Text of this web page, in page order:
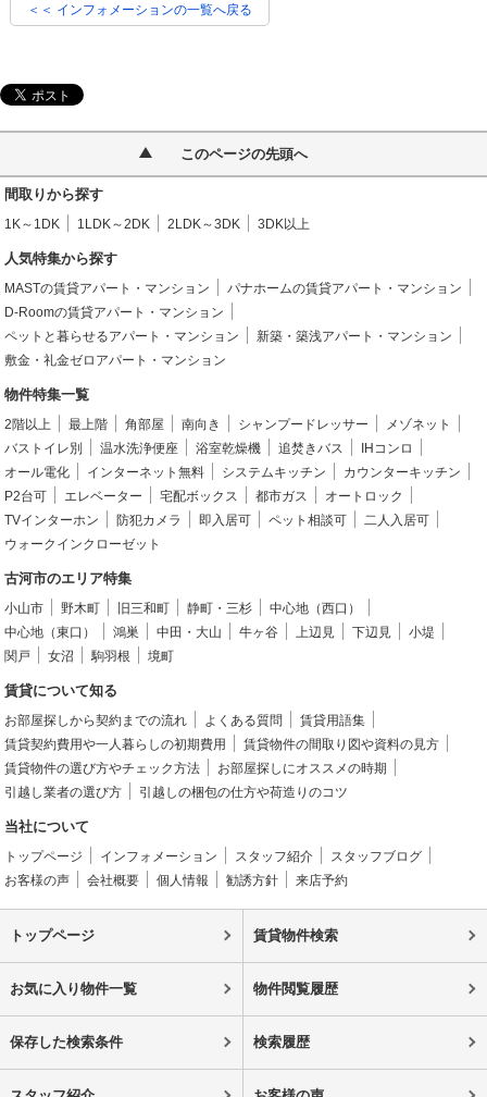
＜＜ インフォメーションの一覧へ戻る
このページの先頭へ
間取りから探す
1K～1DK 1LDK～2DK 2LDK～3DK 3DK以上
人気特集から探す
MASTの賃貸アパート・マンション
パナホームの賃貸アパート・マンション
D-Roomの賃貸アパート・マンション
ペットと暮らせるアパート・マンション
新築・築浅アパート・マンション
敷金・礼金ゼロアパート・マンション
物件特集一覧
2階以上 最上階 角部屋 南向き シャンプードレッサー
メゾネット
バストイレ別
温水洗浄便座 浴室乾燥機 追焚きバス
IHコンロ
オール電化
インターネット無料 システムキッチン
カウンターキッチン
P2台可
エレベーター 宅配ボックス 都市ガス
オートロック
TVインターホン
防犯カメラ 即入居可 ペット相談可
二人入居可
ウォークインクローゼット
古河市のエリア特集
小山市 野木町 旧三和町 静町・三杉
中心地（西口）
中心地（東口）
鴻巣 中田・大山 牛ヶ谷 上辺見 下辺見
小堤
関戸
女沼 駒羽根 境町
賃貸について知る
お部屋探しから契約までの流れ よくある質問
賃貸用語集
賃貸契約費用や一人暮らしの初期費用
賃貸物件の間取り図や資料の見方
賃貸物件の選び方やチェック方法
お部屋探しにオススメの時期
引越し業者の選び方
引越しの梱包の仕方や荷造りのコツ
当社について
トップページ インフォメーション スタッフ紹介
スタッフブログ
お客様の声
会社概要 個人情報 勧誘方針 来店予約
トップページ 賃貸物件検索
お気に入り物件一覧 物件閲覧履歴
保存した検索条件 検索履歴